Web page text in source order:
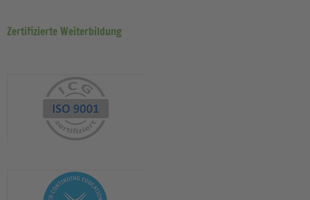
Zertifizierte Weiterbildung